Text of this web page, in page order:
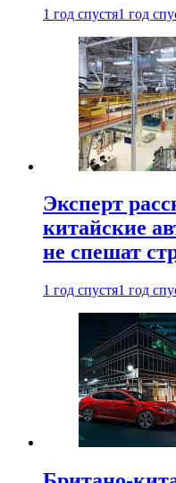
1 год спустя1 год
Эксперт
китайские
не спешат
1 год спустя1 год